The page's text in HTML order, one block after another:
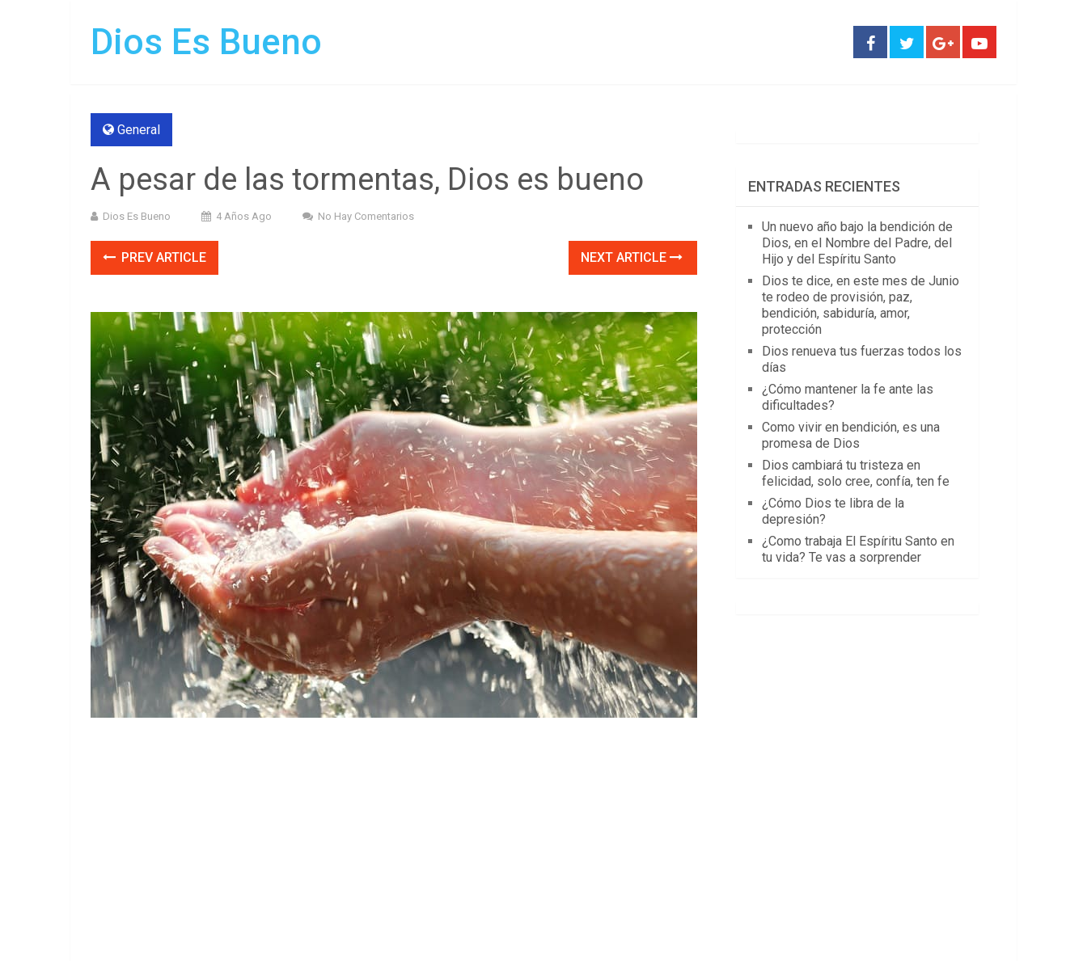
Dios Es Bueno
General
A pesar de las tormentas, Dios es bueno
Dios Es Bueno 4 Años Ago No Hay Comentarios
PREV ARTICLE NEXT ARTICLE
ENTRADAS RECIENTES
Un nuevo año bajo la bendición de
Dios, en el Nombre del Padre, del
Hijo y del Espíritu Santo
Dios te dice, en este mes de Junio
te rodeo de provisión, paz,
bendición, sabiduría, amor,
protección
Dios renueva tus fuerzas todos los
días
¿Cómo mantener la fe ante las
dificultades?
Como vivir en bendición, es una
promesa de Dios
Dios cambiará tu tristeza en
felicidad, solo cree, confía, ten fe
¿Cómo Dios te libra de la
depresión?
¿Como trabaja El Espíritu Santo en
tu vida? Te vas a sorprender